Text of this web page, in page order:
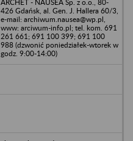
ARCHET - NAUSEA Sp. z o.o., 80-
426 Gdańsk, al. Gen. J. Hallera 60/3,
e-mail: archiwum.nausea@wp.pl,
www: arciwum-info.pl; tel. kom. 691
261 661; 691 100 399; 691 100
988 (dzwonić poniedziałek-wtorek w
godz. 9:00-14:00)